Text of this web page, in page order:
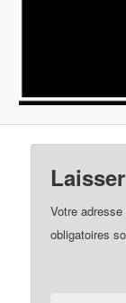
Votre
obligatoires